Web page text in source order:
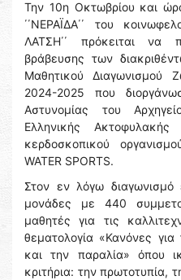
Την 10η Οκτωβρίου και
΄΄ΝΕΡΑΪΔΑ΄΄ του
ΛΑΤΣΗ΄΄ πρόκειται να
βράβευσης των
Μαθητικού Διαγωνισμού
2024-2025 που
Αστυνομίας του
Ελληνικής
κερδοσκοπικού
WATER SPORTS.
Στον εν λόγω
μονάδες με 440
μαθητές για τις
θεματολογία «Κανόνες
και την παραλία» όπου
κριτήρια: την πρωτοτυπία,